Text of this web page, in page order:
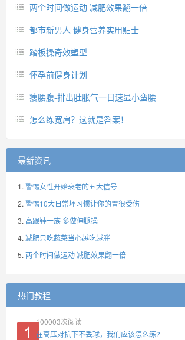
两个时间做运动 减肥效果翻一倍
都市新男人 健身营养实用贴士
踏板操奇效塑型
怀孕前健身计划
瘦腰腹-排出肚胀气一日速显小蛮腰
怎么练宽肩？这就是答案！
最新资讯
警惕女性开始衰老的五大信号
警惕10大日常坏习惯让你的胃很受伤
高跟鞋一族 多做伸腿操
减肥只吃蔬菜当心越吃越胖
两个时间做运动 减肥效果翻一倍
热门教程
100003次阅读
在高压对抗下不丢球，我们应该怎么练?